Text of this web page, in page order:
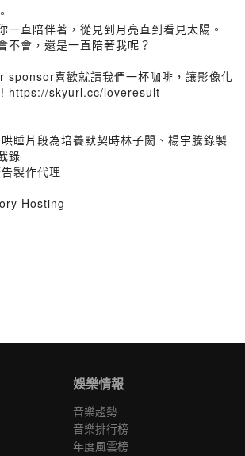
一直陪伴著，從見到月亮直到看見太陽。
不會，還是一直陪著我呢？
喜歡就請我們一杯咖啡，讓影像化
https://skyurl.cc/loveresult
睡片段為培養默契時林子閎、楊宇騰錄製
錄
製作代理
Hosting
娛樂情報
音樂趨勢
音樂排行榜
年度風雲榜